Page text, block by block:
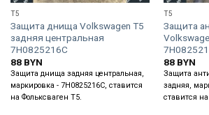
T5
Защита днища Volkswagen T5
задняя центральная
7H0825216C
88 BYN
Защита днища задняя центральная,
маркировка - 7H0825216C, ставится
на Фольксваген Т5.
T5
Защита
88 BYN
Защита
задняя,
ставится